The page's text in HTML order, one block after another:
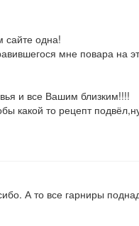
сайте одна!
мне повара на
и все Вашим близким!!!!
какой то рецепт
А то все гарниры